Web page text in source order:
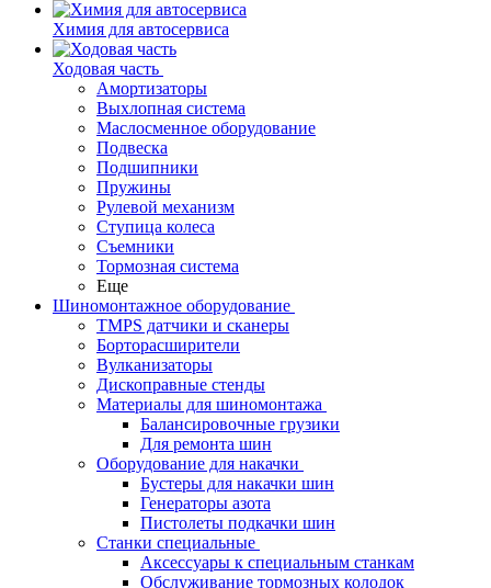
Химия для автосервиса
Ходовая часть
Амортизаторы
Выхлопная система
Маслосменное оборудование
Подвеска
Подшипники
Пружины
Рулевой механизм
Ступица колеса
Съемники
Тормозная система
Еще
Шиномонтажное оборудование
TMPS датчики и сканеры
Борторасширители
Вулканизаторы
Дископравные стенды
Материалы для шиномонтажа
Балансировочные грузики
Для ремонта шин
Оборудование для накачки
Бустеры для накачки шин
Генераторы азота
Пистолеты подкачки шин
Станки специальные
Аксессуары к специальным станкам
Обслуживание тормозных колодок